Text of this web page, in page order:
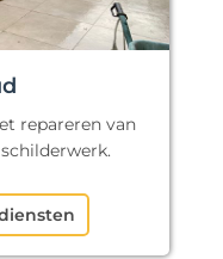
repareren van